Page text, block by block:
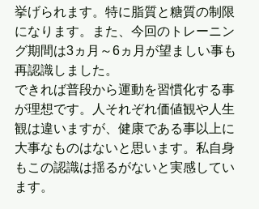
挙げられます。特に脂質と糖質の制限
になります。また、今回のトレーニン
グ期間は3ヵ月～6ヵ月が望ましい事も
再認識しました。
できれば普段から運動を習慣化する事
が理想です。人それぞれ価値観や人生
観は違いますが、健康である事以上に
大事なものはないと思います。私自身
もこの認識は揺るがないと実感してい
ます。